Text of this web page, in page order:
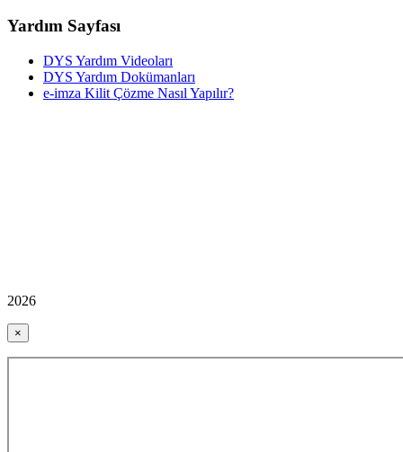
Yardım Sayfası
DYS Yardım Videoları
DYS Yardım Dokümanları
e-imza Kilit Çözme Nasıl Yapılır?
2026
×